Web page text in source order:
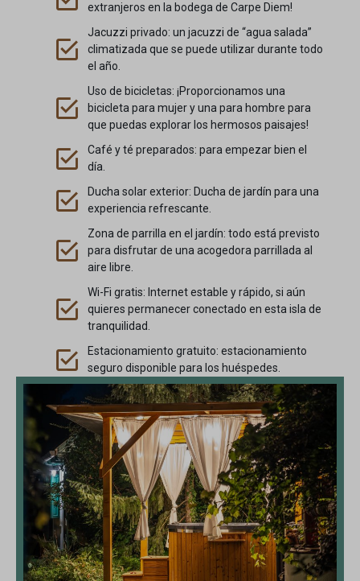
extranjeros en la bodega de Carpe Diem!
Jacuzzi privado: un jacuzzi de “agua salada”
climatizada que se puede utilizar durante todo
el año.
Uso de bicicletas: ¡Proporcionamos una
bicicleta para mujer y una para hombre para
que puedas explorar los hermosos paisajes!
Café y té preparados: para empezar bien el
día.
Ducha solar exterior: Ducha de jardín para una
experiencia refrescante.
Zona de parrilla en el jardín: todo está previsto
para disfrutar de una acogedora parrillada al
aire libre.
Wi-Fi gratis: Internet estable y rápido, si aún
quieres permanecer conectado en esta isla de
tranquilidad.
Estacionamiento gratuito: estacionamiento
seguro disponible para los huéspedes.
consentimiento de cookies
mhcookie
PHPSESSID
pys_session_entry_referrer
woocommerce_cart_hash
wordpress_logged_in_*
wp_woocommerce_session_*
wp-settings-time-*
carpediemvendeghaz.hu
www.carpediemvendeghaz.hu
_Georgia_*
página de inicio de last_pys
last_pys_padid
last_pys_utm_campaign
last_pys_utm_content
último_pys_utm_medium
last_pysTrafficSource
pys_advanced_form_data
pys_first_visit
pys_padid
pys_start_session
campaña_utm_pys
pys_utm_content
pys_utm_medium
pys_utm_source
pys_utm_term
pysTrafficSource
Marketing
Los servicios de marketing son utilizados por anunciantes o
editores de terceros para mostrar anuncios personalizados. Hacen
esto al rastrear a los visitantes en múltiples sitios web.
Mostrar detalles
último_pys_gadid
last_pys_utm_source
último_término_utm_pys
pys_gadid
conectar.facebook.net
Medio
Estas cookies y servicios son necesarios para mostrar ciertos
elementos multimedia, como vídeos integrados, mapas,
publicaciones en redes sociales, etc.
fuentes.gstatic.com
Otros servicios
no están incluidos en otras categorías específicas o que no están
categorizados explícitamente.
pys_consent
pys_event_referrer
ssm_au_c